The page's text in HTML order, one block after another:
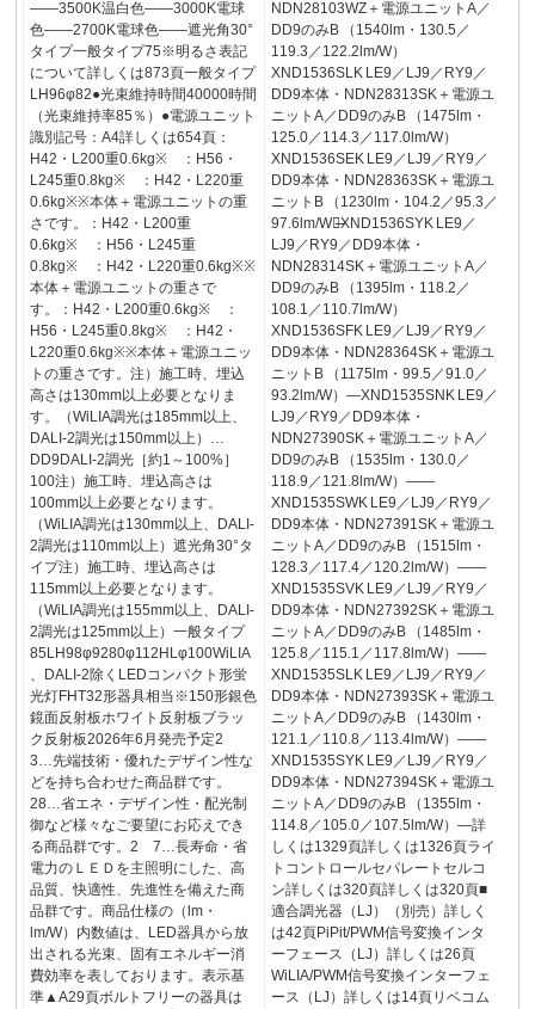
——3500K温白色——3000K電球
色——2700K電球色——遮光角30°
タイプ一般タイプ75※明るさ表記
について詳しくは873頁一般タイプ
LH96φ82●光束維持時間40000時間
（光束維持率85％）●電源ユニット
識別記号：A4詳しくは654頁：
H42・L200重0.6kg※ ：H56・
L245重0.8kg※ ：H42・L220重
0.6kg※※本体＋電源ユニットの重
さです。：H42・L200重
0.6kg※ ：H56・L245重
0.8kg※ ：H42・L220重0.6kg※※
本体＋電源ユニットの重さで
す。：H42・L200重0.6kg※ ：
H56・L245重0.8kg※ ：H42・
L220重0.6kg※※本体＋電源ユニッ
トの重さです。注）施工時、埋込
高さは130mm以上必要となりま
す。（WiLIA調光は185mm以上、
DALI-2調光は150mm以上）…
DD9DALI-2調光［約1～100%］
100注）施工時、埋込高さは
100mm以上必要となります。
（WiLIA調光は130mm以上、DALI-
2調光は110mm以上）遮光角30°タ
イプ注）施工時、埋込高さは
115mm以上必要となります。
（WiLIA調光は155mm以上、DALI-
2調光は125mm以上）一般タイプ
85LH98φ9280φ112HLφ100WiLIA
、DALI-2除くLEDコンパクト形蛍
光灯FHT32形器具相当※150形銀色
鏡面反射板ホワイト反射板ブラッ
ク反射板2026年6月発売予定2
3…先端技術・優れたデザイン性な
どを持ち合わせた商品群です。
28…省エネ・デザイン性・配光制
御など様々なご要望にお応えでき
る商品群です。2 7…長寿命・省
電力のＬＥＤを主照明にした、高
品質、快適性、先進性を備えた商
品群です。商品仕様の（lm・
lm/W）内数値は、LED器具から放
出される光束、固有エネルギー消
費効率を表しております。表示基
準▲A29頁ボルトフリーの器具は
NDN28103WZ＋電源ユニットA／
DD9のみB （1540lm・130.5／
119.3／122.2lm/W）
XND1536SLK LE9／LJ9／RY9／
DD9本体・NDN28313SK＋電源ユ
ニットA／DD9のみB （1475lm・
125.0／114.3／117.0lm/W）
XND1536SEK LE9／LJ9／RY9／
DD9本体・NDN28363SK＋電源ユ
ニットB （1230lm・104.2／95.3／
97.6lm/W）̶XND1536SYK LE9／
LJ9／RY9／DD9本体・
NDN28314SK＋電源ユニットA／
DD9のみB （1395lm・118.2／
108.1／110.7lm/W）
XND1536SFK LE9／LJ9／RY9／
DD9本体・NDN28364SK＋電源ユ
ニットB （1175lm・99.5／91.0／
93.2lm/W）—XND1535SNK LE9／
LJ9／RY9／DD9本体・
NDN27390SK＋電源ユニットA／
DD9のみB （1535lm・130.0／
118.9／121.8lm/W）——
XND1535SWK LE9／LJ9／RY9／
DD9本体・NDN27391SK＋電源ユ
ニットA／DD9のみB （1515lm・
128.3／117.4／120.2lm/W）——
XND1535SVK LE9／LJ9／RY9／
DD9本体・NDN27392SK＋電源ユ
ニットA／DD9のみB （1485lm・
125.8／115.1／117.8lm/W）——
XND1535SLK LE9／LJ9／RY9／
DD9本体・NDN27393SK＋電源ユ
ニットA／DD9のみB （1430lm・
121.1／110.8／113.4lm/W）——
XND1535SYK LE9／LJ9／RY9／
DD9本体・NDN27394SK＋電源ユ
ニットA／DD9のみB （1355lm・
114.8／105.0／107.5lm/W）—詳
しくは1329頁詳しくは1326頁ライ
トコントロールセパレートセルコ
ン詳しくは320頁詳しくは320頁■
適合調光器（LJ）（別売）詳しく
は42頁PiPit/PWM信号変換インタ
ーフェース（LJ）詳しくは26頁
WiLIA/PWM信号変換インターフェ
ース（LJ）詳しくは14頁リベコム